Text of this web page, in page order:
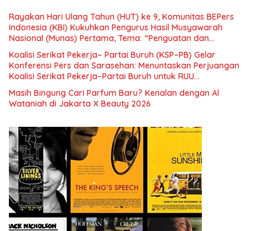
Rayakan Hari Ulang Tahun (HUT) ke 9, Komunitas BEPers
Indonesia (KBI) Kukuhkan Pengurus Hasil Musyawarah
Nasional (Munas) Pertama, Tema: “Penguatan dan
Pengembangan Organisasi KBI yang Berbasis Riset di seluruh
Indonesia dan Mancanegara”.
Koalisi Serikat Pekerja– Partai Buruh (KSP–PB) Gelar
Konferensi Pers dan Sarasehan: Menuntaskan Perjuangan
Koalisi Serikat Pekerja–Partai Buruh untuk RUU
Ketenagakerjaan Baru.
Masih Bingung Cari Parfum Baru? Kenalan dengan Al
Wataniah di Jakarta X Beauty 2026